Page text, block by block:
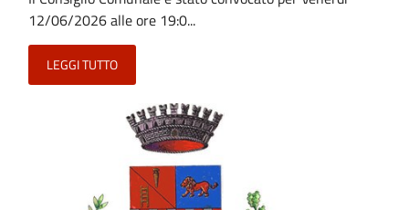
12/06/2026 alle ore 19:0...
LEGGI TUTTO